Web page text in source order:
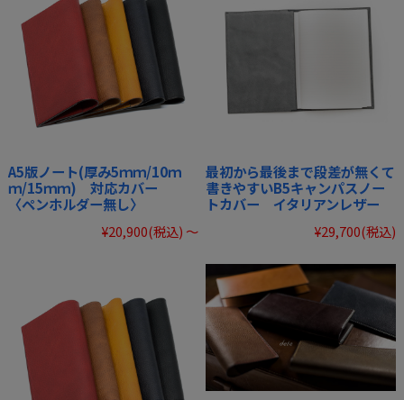
A5版ノート(厚み5ｍｍ/10ｍ
ｍ/15ｍｍ) 対応カバー
〈ペンホルダー無し〉
¥20,900(税込) ～
最初から最後まで段差が無くて
書きやすいB5キャンパスノー
トカバー イタリアンレザー
¥29,700(税込)